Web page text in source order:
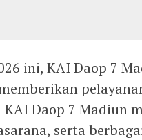
ini, KAI Daop 7
KAI Daop 7 Madiun
serta